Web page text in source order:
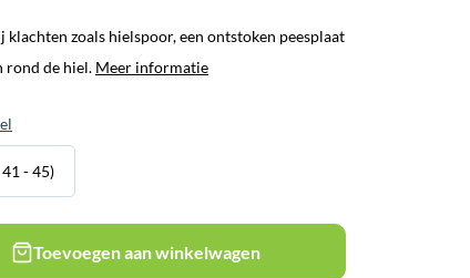
zoals hielspoor, een ontstoken peesplaat
rond de hiel. Meer informatie
- 45)
Toevoegen aan winkelwagen